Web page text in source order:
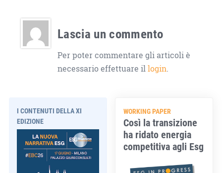
Lascia un commento
Per poter commentare gli articoli è
necessario effettuare illogin.
I CONTENUTI DELLA XI
EDIZIONE
WORKING PAPER
Così la transizione
ha ridato energia
competitiva agli Esg